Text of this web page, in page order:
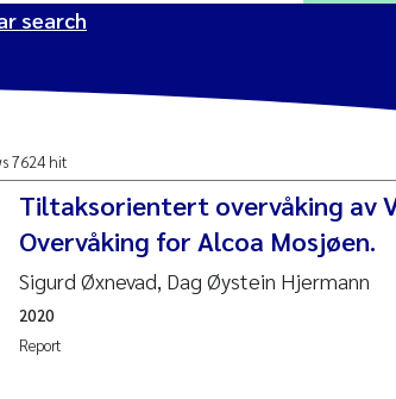
2025
2024
2023
2022
Amy Lusher
Åse Åtland
Trine Bekkby
search
7624 hit
Tiltaksorientert overvåking av
Overvåking for Alcoa Mosjøen.
Sigurd Øxnevad, Dag Øystein Hjermann
Report
2020